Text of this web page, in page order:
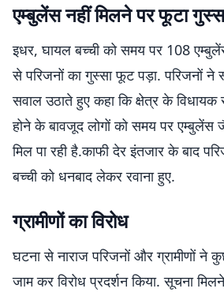
एम्बुलेंस नहीं मिलने पर फूटा
इधर, घायल बच्ची को समय पर 108
से परिजनों का गुस्सा फूट पड़ा. परिजनों ने
सवाल उठाते हुए कहा कि क्षेत्र के विधायक
होने के बावजूद लोगों को समय पर एम्बुलेंस
मिल पा रही है.काफी देर इंतजार के बाद
बच्ची को धनबाद लेकर रवाना हुए.
ग्रामीणों का विरोध
घटना से नाराज परिजनों और ग्रामीणों
जाम कर विरोध प्रदर्शन किया. सूचना